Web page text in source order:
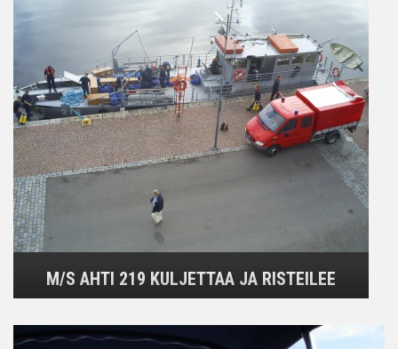
M/S AHTI 219 KULJETTAA JA RISTEILEE